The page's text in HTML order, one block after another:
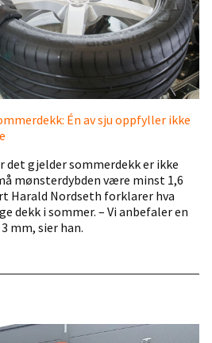
Én av sju oppfyller ikke
det gjelder sommerdekk er ikke
mønsterdybden være minst 1,6
Harald Nordseth forklarer hva
dekk i sommer. – Vi anbefaler en
mm, sier han.